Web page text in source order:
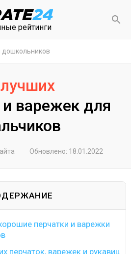
рейтинги
и варежек для
Обновлено: 18.01.2022
перчатки и варежки
перчаток, варежек и рукавиц